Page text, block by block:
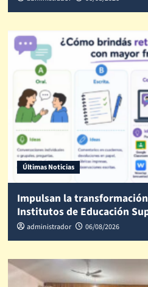
Últimas Noticias
Impulsan la
Institutos de Educación
administrador 06/08/2026